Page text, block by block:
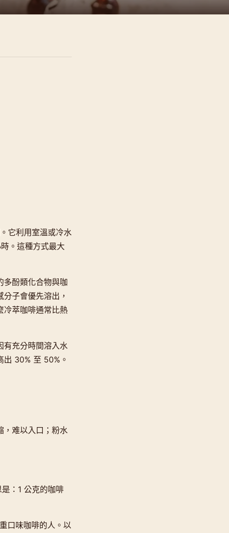
它利用室溫或冷水
。這種方式最大
多酚類化合物與咖
子會優先溶出，
冷萃咖啡通常比熱
有充分時間溶入水
出 30% 至 50%。
，难以入口；粉水
：1 公克的咖啡
口味咖啡的人。以